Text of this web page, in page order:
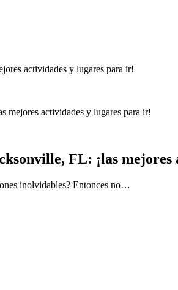
mejores actividades y lugares para ir!
FL: ¡las
inolvidables? Entonces no…